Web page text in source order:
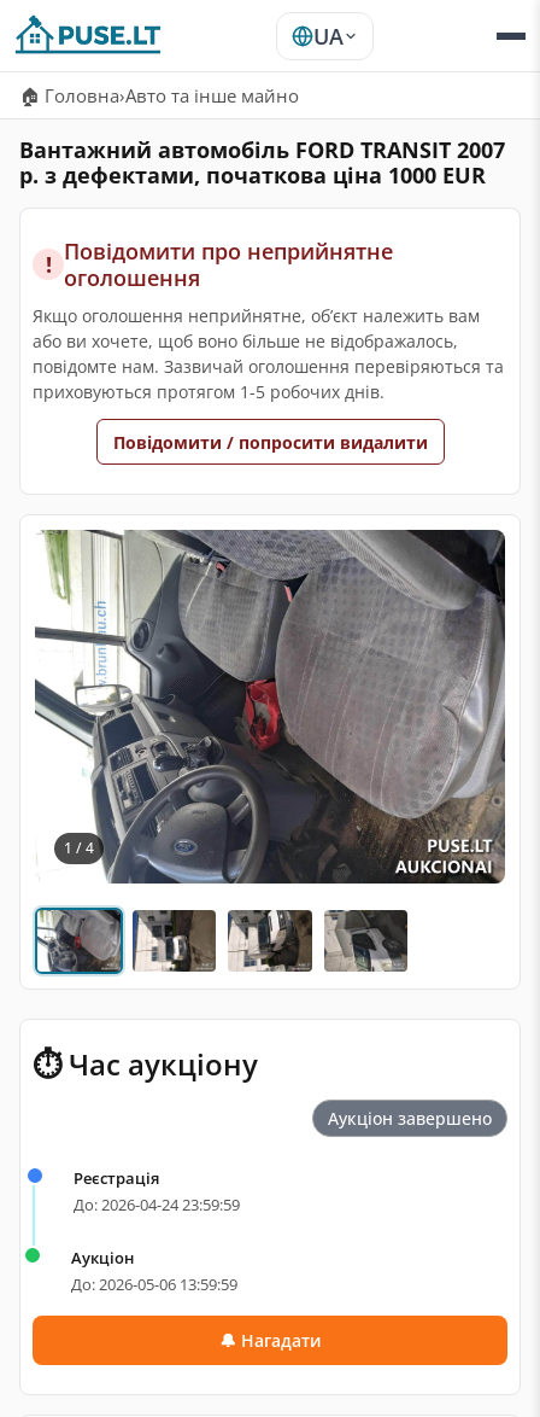
UA
🏠 Головна›Авто та інше майно
Вантажний автомобіль FORD TRANSIT 2007
р. з дефектами, початкова ціна 1000 EUR
1 / 4
⏱ Час аукціону
Аукціон завершено
Реєстрація
До: 2026-04-24 23:59:59
Аукціон
До: 2026-05-06 13:59:59
🔔 Нагадати
! Повідомити про неприйнятне
оголошення
Якщо оголошення неприйнятне, обʼєкт належить вам
або ви хочете, щоб воно більше не відображалось,
повідомте нам. Зазвичай оголошення перевіряються та
приховуються протягом 1-5 робочих днів.
Повідомити / попросити видалити